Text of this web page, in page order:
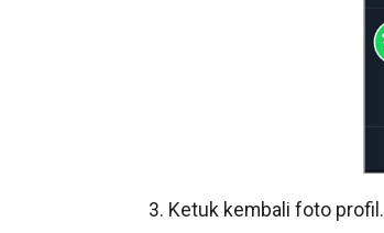
3. Ketuk kembali foto profil.